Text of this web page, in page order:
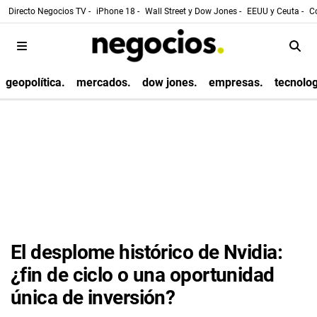
Directo Negocios TV - iPhone 18 - Wall Street y Dow Jones - EEUU y Ceuta -
geopolítica. mercados. dow jones. empresas.
El desplome histórico de Nvidia:
¿fin de ciclo o una oportunidad
única de inversión?